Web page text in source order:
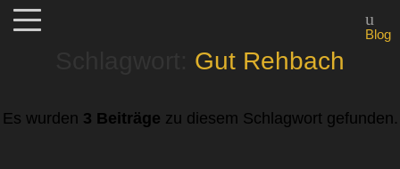
Gut Rehbach
Blog
Es wurden 3 Beiträge zu diesem Schlagwort gefunden.